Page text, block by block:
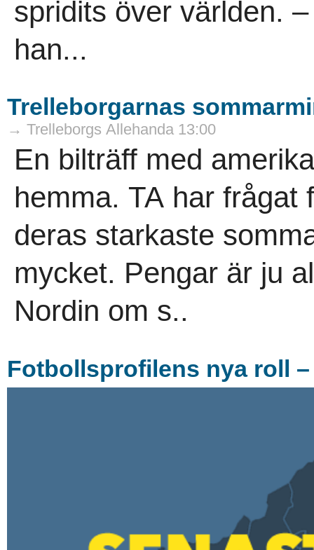
spridits över världen.
han...
Trelleborgarnas
→ Trelleborgs Allehanda 13:00
En bilträff med
hemma. TA har frågat
deras starkaste
mycket. Pengar är ju
Nordin om s..
Fotbollsprofilens nya roll